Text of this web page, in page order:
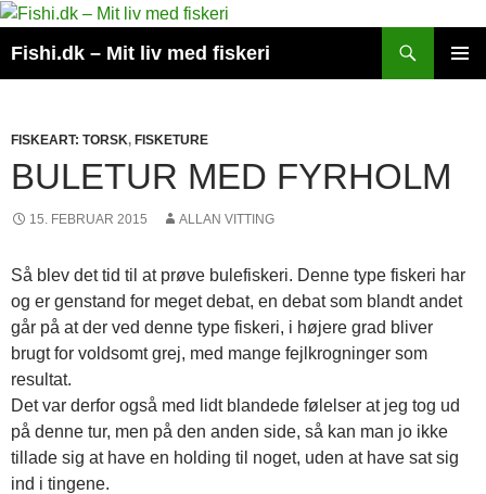
Hop
indhold
Fishi.dk – Mit liv med fiskeri
FISKEART: TORSK, FISKETURE
BULETUR MED FYRHOLM
15. FEBRUAR 2015 ALLAN VITTING
Så blev det tid til at prøve bulefiskeri. Denne type fiskeri har
og er genstand for meget debat, en debat som blandt andet
går på at der ved denne type fiskeri, i højere grad bliver
brugt for voldsomt grej, med mange fejlkrogninger som
resultat.
Det var derfor også med lidt blandede følelser at jeg tog ud
på denne tur, men på den anden side, så kan man jo ikke
tillade sig at have en holding til noget, uden at have sat sig
ind i tingene.